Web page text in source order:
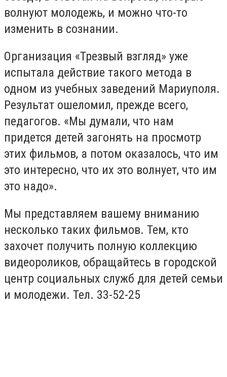
волнуют молодежь, и можно что-то
изменить в сознании.
Организация «Трезвый взгляд» уже
испытала действие такого метода в
одном из учебных заведений Мариуполя.
Результат ошеломил, прежде всего,
педагогов. «Мы думали, что нам
придется детей загонять на просмотр
этих фильмов, а потом оказалось, что им
это интересно, что их это волнует, что им
это надо».
Мы представляем вашему вниманию
несколько таких фильмов. Тем, кто
захочет получить полную коллекцию
видеороликов, обращайтесь в городской
центр социальных служб для детей семьи
и молодежи. Тел. 33-52-25